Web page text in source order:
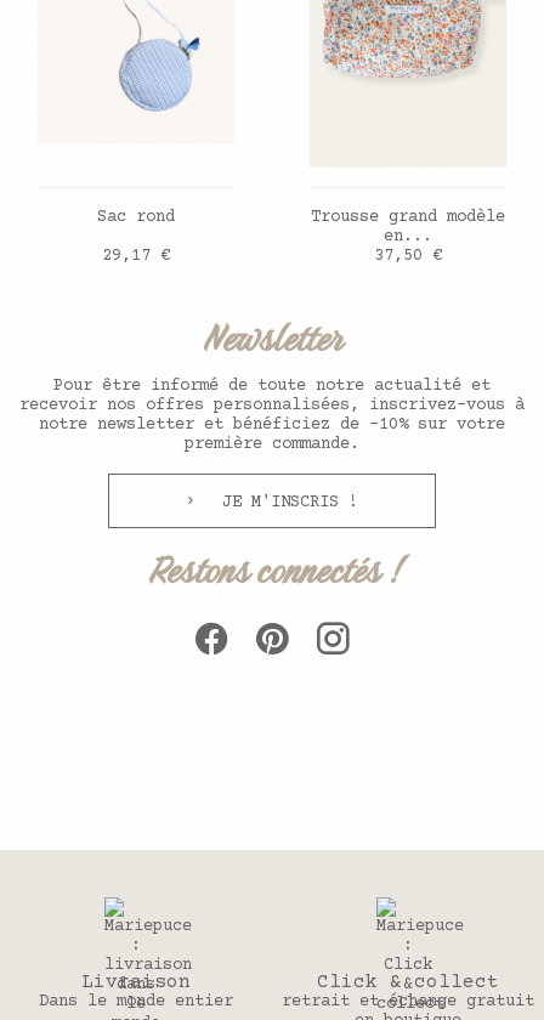
AJOUTER AU PANIER
Sac rond
Prix
29,17 €
AJOUTER AU PANIER
Trousse grand modèle
en...
Prix
37,50 €
Newsletter
Pour être informé de toute notre actualité et
recevoir nos offres personnalisées, inscrivez-vous à
notre newsletter et bénéficiez de -10% sur votre
première commande.
JE M'INSCRIS !
Restons connectés !
monde entier
Click & collect
retrait et échange gratuit
Pour